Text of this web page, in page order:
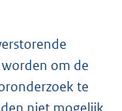
om de
te